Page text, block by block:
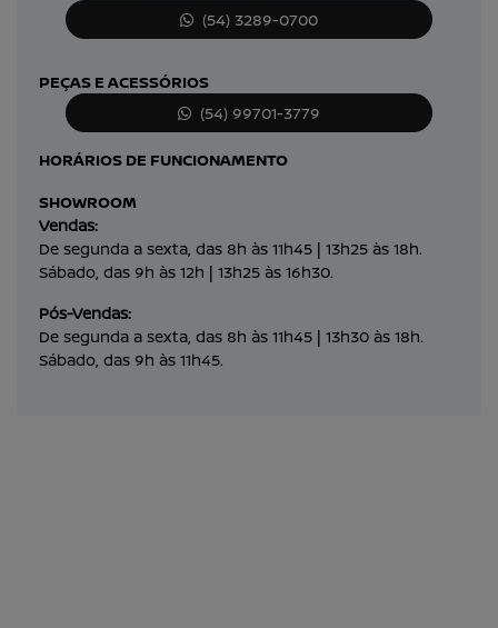
(54) 3289-0700
PEÇAS E ACESSÓRIOS
(54) 99701-3779
HORÁRIOS DE FUNCIONAMENTO
SHOWROOM
Vendas:
De segunda a sexta, das 8h às 11h45 | 13h25 às 18h.
Sábado, das 9h às 12h | 13h25 às 16h30.
Pós-Vendas:
De segunda a sexta, das 8h às 11h45 | 13h30 às 18h.
Sábado, das 9h às 11h45.